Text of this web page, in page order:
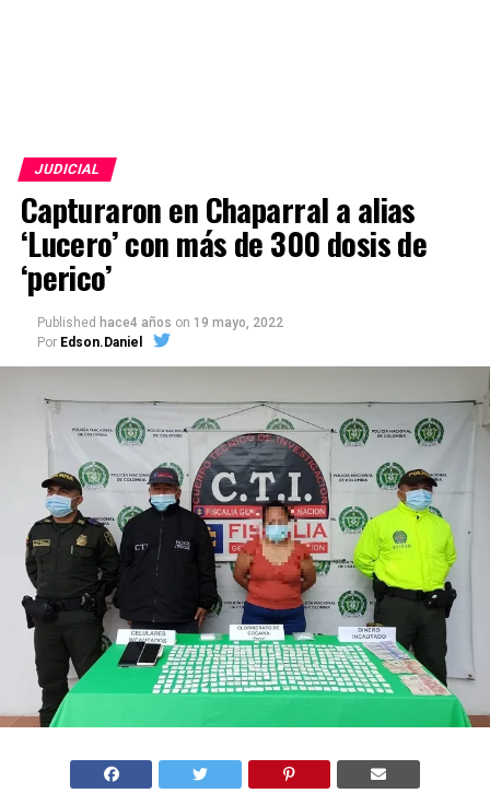
JUDICIAL
Capturaron en Chaparral a alias
‘Lucero’ con más de 300 dosis de
‘perico’
Published hace4 años on 19 mayo, 2022
Por Edson.Daniel